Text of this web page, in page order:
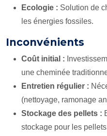
Ecologie : Solution de
les énergies fossiles.
Inconvénients
Coût initial :
une cheminée
Entretien régulier :
(nettoyage, ramonage
Stockage des pellets :
stockage pour les